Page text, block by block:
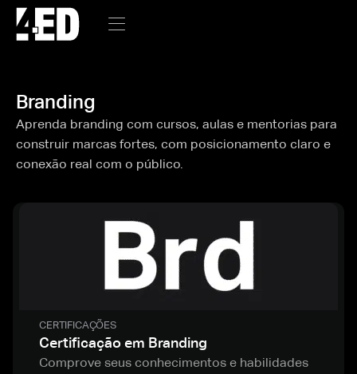
Branding
Aprenda branding com cursos, aulas e mentorias para
construir marcas fortes, com posicionamento claro e
conexão real com o público.
CERTIFICAÇÕES
Certificação em Branding
Comprove seus conhecimentos e habilidades